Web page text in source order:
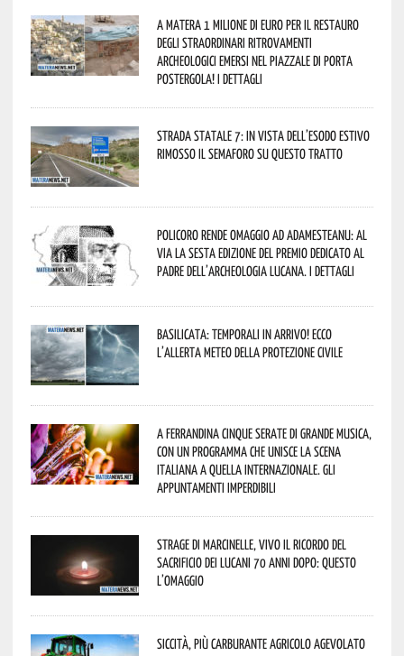
A Matera 1 milione di euro per il restauro
degli straordinari ritrovamenti
archeologici emersi nel piazzale di Porta
Postergola! I dettagli
Strada statale 7: in vista dell’esodo estivo
rimosso il semaforo su questo tratto
Policoro rende omaggio ad Adamesteanu: al
via la sesta edizione del Premio dedicato al
padre dell’archeologia lucana. I dettagli
Basilicata: temporali in arrivo! Ecco
l’allerta meteo della Protezione civile
A Ferrandina cinque serate di grande musica,
con un programma che unisce la scena
italiana a quella internazionale. Gli
appuntamenti imperdibili
Strage di Marcinelle, vivo il ricordo del
sacrificio dei lucani 70 anni dopo: questo
l’omaggio
Siccità, più carburante agricolo agevolato